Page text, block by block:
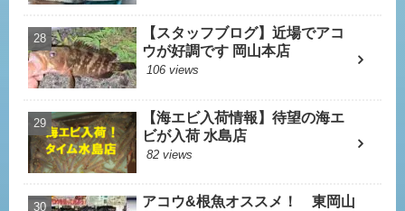
【スタッフブログ】近場でアコ
ウが好調です 岡山本店
106 views
【海エビ入荷情報】待望の海エ
ビが入荷 水島店
82 views
アコウ&根魚オススメ！ 東岡山